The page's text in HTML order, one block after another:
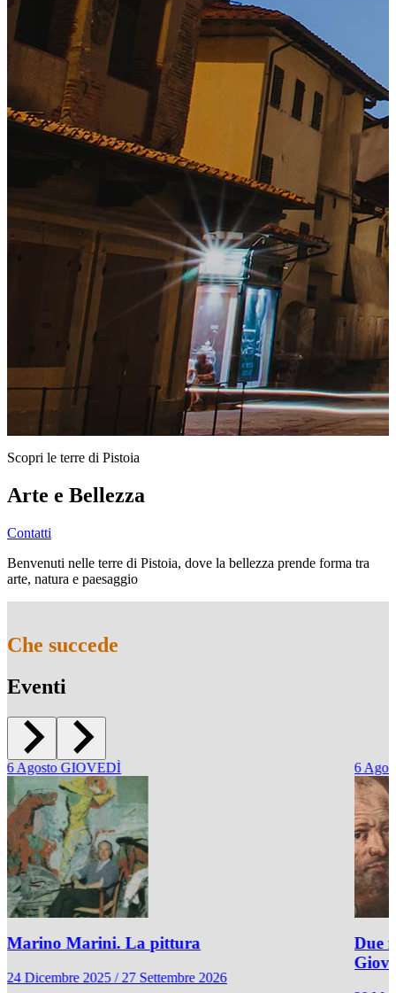
Scopri le terre di Pistoia
Arte e Bellezza
Contatti
Benvenuti nelle terre di Pistoia, dove la bellezza prende forma tra
arte, natura e paesaggio
Che succede
Eventi
6Agosto GIOVEDÌ
Marino Marini. La pittura
24 Dicembre 2025 / 27 Settembre 2026
6
Due